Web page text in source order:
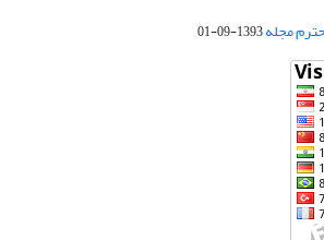
مجله1393-09-01